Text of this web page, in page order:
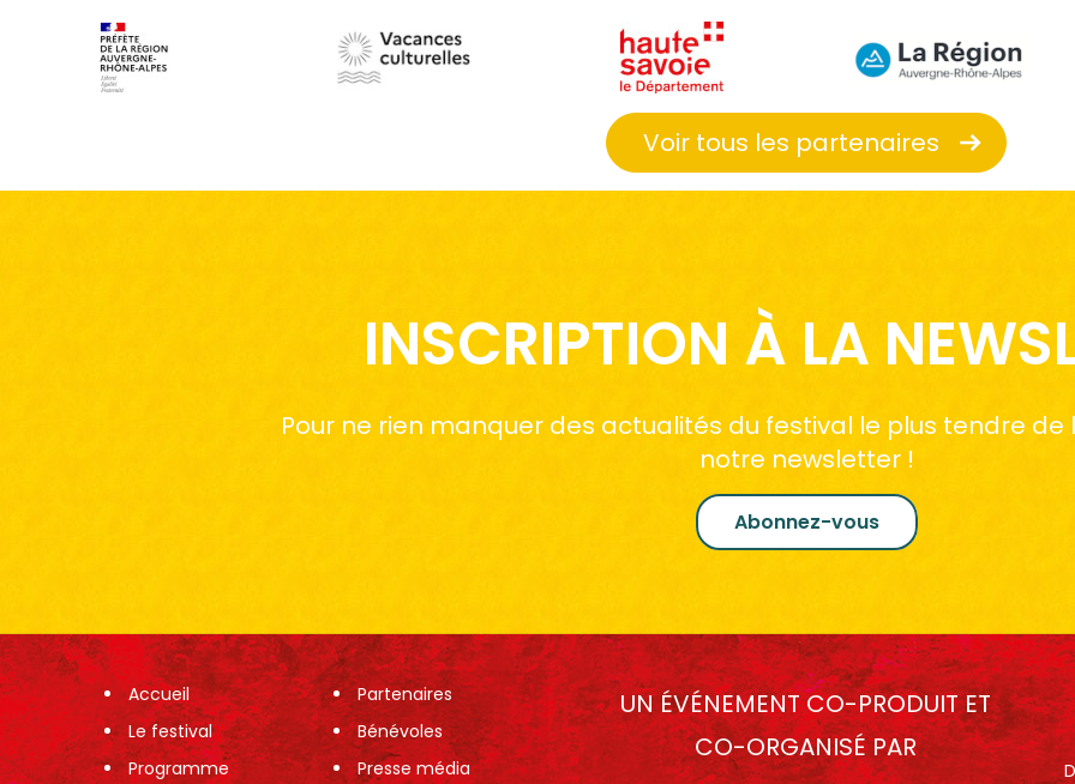
Voir tous les partenaires
INSCRIPTION À LA
Pour ne rien manquer des actualités du festival le plus tendre de
notre newsletter !
Abonnez-vous
Accueil
Le festival
Programme
Partenaires
Bénévoles
Presse média
UN ÉVÉNEMENT CO-PRODUIT ET
CO-ORGANISÉ PAR